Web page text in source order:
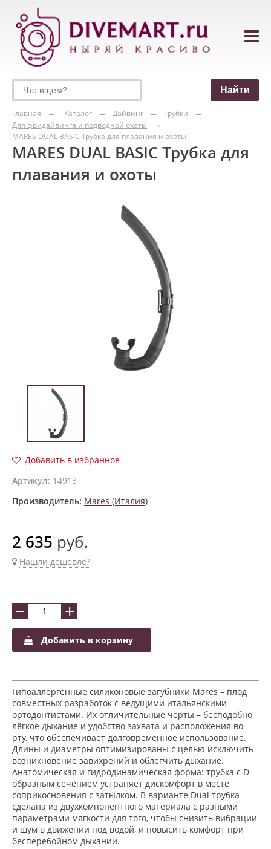
Главная Каталог Дайвинг
Трубки
Для фридайвинга и подводной охоты
MARES DUAL BASIC Трубка для плавания и охоты
MARES DUAL BASIC Трубка для
плавания и охоты
Добавить в избранное
Артикул: 14913
Производитель: Mares (Италия)
2 635 руб.
Нашли дешевле?
− +
Добавить в корзину
Гипоаллергенные силиконовые загубники Mares – плод
совместных разработок с ведущими итальянскими
ортодонтистами. Их отличительные черты – бесподобно
лёгкое дыхание и удобство захвата и расположения во
рту, что обеспечивает долговременное использование.
Длины и диаметры оптимизированы с целью исключить
возникновение завихрений и облегчить дыхание.
Анатомическая и гидродинамическая форма: трубка с D-
образным сечением устраняет дискомфорт в месте
соприкосновения с затылком. В варианте Dual трубка
сделана из двухкомпонентного материала с разными
параметрами мягкости для того, чтобы снизить вибрации
и шум в движении под водой, и повысить комфорт при
бесперебойном дыхании.